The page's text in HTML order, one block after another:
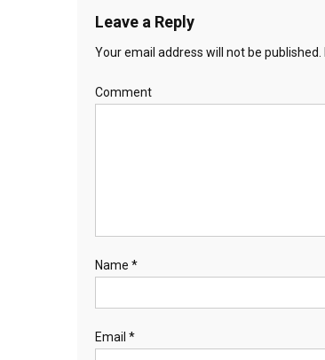
Leave a Reply
Your email address will not be published.
Comment
Name *
Email *